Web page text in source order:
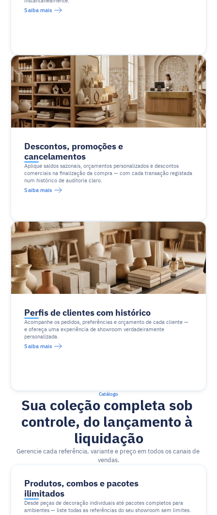
Saiba mais
Descontos, promoções e
cancelamentos
Aplique saldos sazonais, orçamentos personalizados e descontos
comerciais na finalização da compra — com cada transação registada
num histórico de auditoria claro.
Saiba mais
Perfis de clientes com histórico
Acompanhe os pedidos, preferências e orçamento de cada cliente —
e ofereça uma experiência de showroom verdadeiramente
personalizada.
Saiba mais
Catálogo
Sua coleção completa sob
controle, do lançamento à
liquidação
Gerencie cada referência, variante e preço em todos os canais de
vendas.
Produtos, combos e pacotes
ilimitados
Desde peças de decoração individuais até pacotes completos para
ambientes — liste todas as referências do seu showroom sem limites.